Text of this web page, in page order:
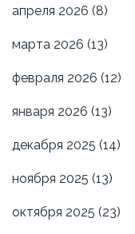
апреля 2026 (8)
марта 2026 (13)
февраля 2026 (12)
января 2026 (13)
декабря 2025 (14)
ноября 2025 (13)
октября 2025 (23)